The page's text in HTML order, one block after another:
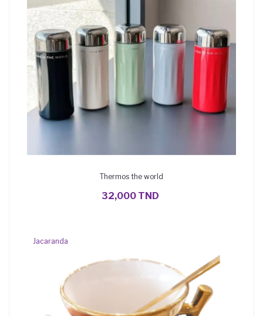
Thermos the world
32,000 TND
Jacaranda